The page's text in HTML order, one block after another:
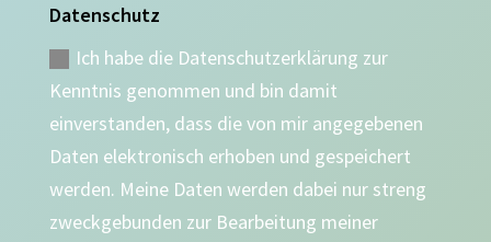
Datenschutz
Ich habe die Datenschutzerklärung zur
Kenntnis genommen und bin damit
einverstanden, dass die von mir angegebenen
Daten elektronisch erhoben und gespeichert
werden. Meine Daten werden dabei nur streng
zweckgebunden zur Bearbeitung meiner